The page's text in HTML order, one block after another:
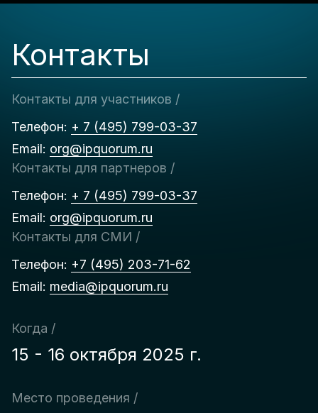
Контакты
Контакты для участников /
Телефон: + 7 (495) 799-03-37
Email: org@ipquorum.ru
Контакты для партнеров /
Телефон: + 7 (495) 799-03-37
Email: org@ipquorum.ru
Контакты для СМИ /
Телефон: +7 (495) 203-71-62
Email: media@ipquorum.ru
Когда /
15 - 16 октября 2025 г.
Место проведения /